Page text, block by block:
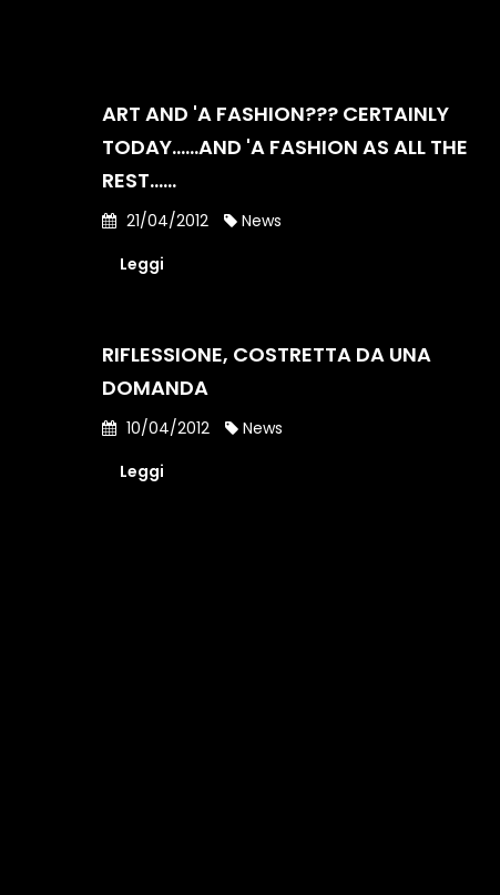
ART AND 'A FASHION??? CERTAINLY
TODAY......AND 'A FASHION AS ALL THE
REST......
21/04/2012
News
Leggi
RIFLESSIONE, COSTRETTA DA UNA
DOMANDA
10/04/2012
News
Leggi